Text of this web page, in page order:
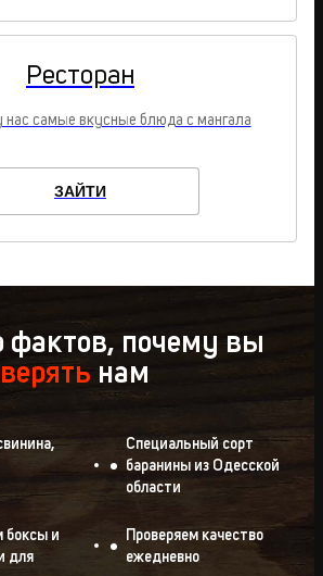
Ресторан
нас самые вкусные блюда с мангала
ЗАЙТИ
фактов, почему вы
нам
Специальный сорт
баранины из Одесской
области
боксы и
для
Проверяем качество
ежедневно